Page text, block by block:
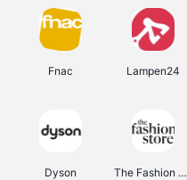
Fnac Lampen24
Dyson The Fashion Store